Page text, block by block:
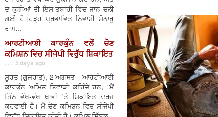
ਦੋ ਕੁੜੀਆਂ ਦੀ ਇਸ ਤਬਾਹੀ ਵਿਚ ਜਾਨ ਚਲੀ
ਗਈ ਹੈ।ਹੜ੍ਹ ਪ੍ਰਭਾਵਿਤ ਨਿਵਾਸੀ ਸੋਨਾਰੂ
ਰਾਮ...
ਆਰਟੀਆਈ ਕਾਰਕੁੰਨ ਵਲੋਂ ਚੋਣ
ਕਮਿਸ਼ਨ ਵਿਚ ਸੀਜੇਪੀ ਵਿਰੁੱਧ ਸ਼ਿਕਾਇਤ
. . . 5 days ago
ਸੂਰਤ (ਗੁਜਰਾਤ), 2 ਅਗਸਤ - ਆਰਟੀਆਈ
ਕਾਰਕੁੰਨ ਅਮਿਤ ਤਿਵਾੜੀ ਕਹਿੰਦੇ ਹਨ, "ਮੈਂ
ਤਿੰਨ ਵੱਖ-ਵੱਖ ਥਾਵਾਂ 'ਤੇ ਸ਼ਿਕਾਇਤ ਦਰਜ
ਕਰਵਾਈ ਹੈ। ਮੈਂ ਚੋਣ ਕਮਿਸ਼ਨ ਵਿਚ ਸੀਜੇਪੀ